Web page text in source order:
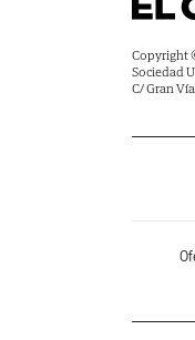
Copyright
Sociedad
C/ Gran